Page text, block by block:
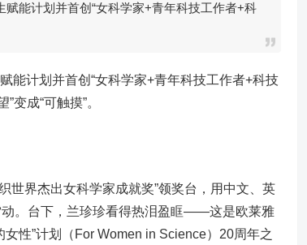
赋能计划并首创“女科学家+青年科技工作者+科
能计划并首创“女科学家+青年科技工作者+科技
变成“可触摸”。
世界杰出女科学家成就奖”领奖台，用中文、英
。台下，兰珍珍看得热泪盈眶——这是欧莱雅
性”计划（For Women in Science）20周年之